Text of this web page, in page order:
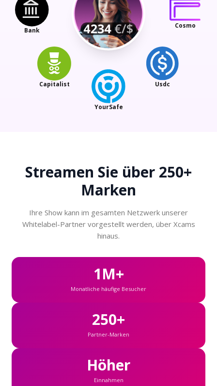
Cosmo
Usdc
YourSafe
Capitalist
Bank
Streamen Sie über 250+
Marken
Ihre Show kann im gesamten Netzwerk unserer
Whitelabel-Partner vorgestellt werden, über Xcams
hinaus.
1M+
Monatliche häufige Besucher
250+
Partner-Marken
Höher
Einnahmen